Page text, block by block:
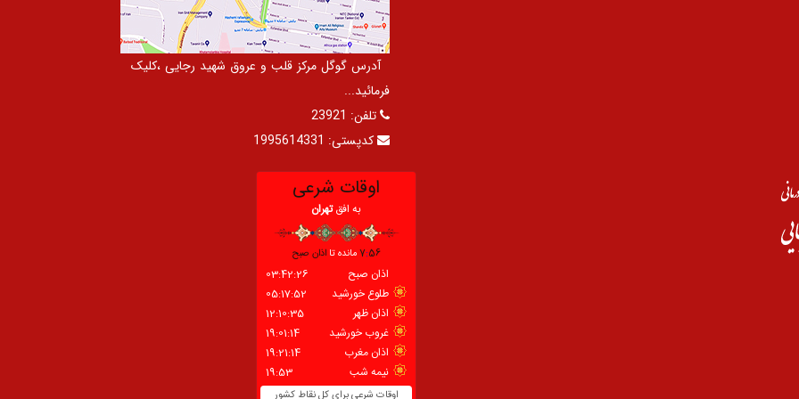
آدرس گوگل مرکز قلب و عروق شهید رجایی ،کلیک
فرمائید...
تلفن: 23921
کدپستی: 1995614331